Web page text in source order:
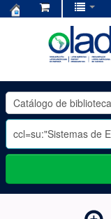
OLADE
-